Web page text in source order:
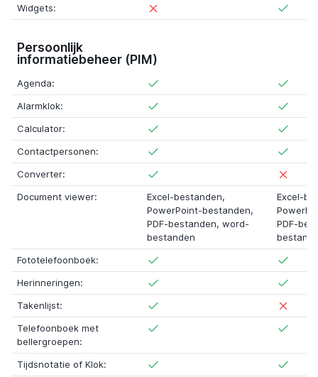
Widgets:
Persoonlijk
informatiebeheer (PIM)
Agenda:
Alarmklok:
Calculator:
Contactpersonen:
Converter:
Document viewer:
Excel-bestanden,
PowerPoint-bestanden,
PDF-bestanden, word-
bestanden
Excel-
PDF-
Fototelefoonboek:
Herinneringen:
Takenlijst:
Telefoonboek met
bellergroepen:
Tijdsnotatie of Klok: